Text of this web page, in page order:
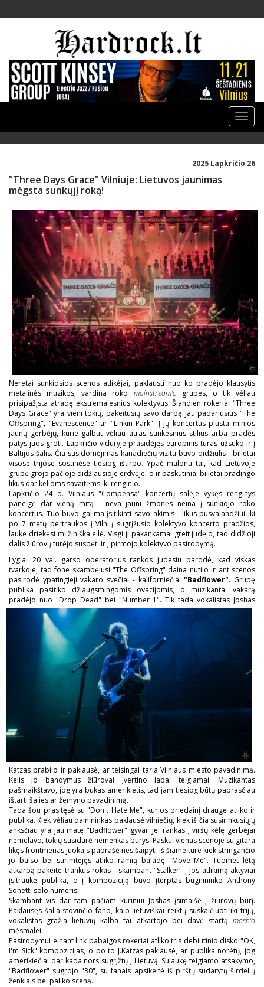
Toggle
2025 Lapkričio 26
"Three Days Grace" Vilniuje: Lietuvos jaunimas
mėgsta sunkųjį roką!
Neretai sunkiosios scenos atlikėjai, paklausti nuo ko pradėjo klausytis
metalinės muzikos, vardina roko mainstream'ogrupes, o tik vėliau
prisipažįsta atradę ekstremalesnius kolektyvus. Šiandien rokeriai "Three
Days Grace" yra vieni tokių, pakeitusių savo darbą jau padariusius "The
Offspring", "Evanescence" ar "Linkin Park". Į jų koncertus plūsta minios
jaunų gerbėjų, kurie galbūt vėliau atras sunkesnius stilius arba pradės
patys juos groti. Lapkričio viduryje prasidėjęs europinis turas užsuko ir į
Baltijos šalis. Čia susidomėjimas kanadiečių vizitu buvo didžiulis - bilietai
visose trijose sostinėse tiesiog ištirpo. Ypač malonu tai, kad Lietuvoje
grupė grojo pačioje didžiausioje erdvėje, o ir paskutiniai bilietai pradingo
likus dar kelioms savaitėms iki renginio.
Lapkričio 24 d. Vilniaus "Compensa" koncertų salėje vykęs renginys
paneigė dar vieną mitą - neva jauni žmonės neina į sunkiojo roko
koncertus. Tuo buvo galima įsitikinti savo akimis - likus pusvalandžiui iki
po 7 metų pertraukos į Vilnių sugrįžusio kolektyvo koncerto pradžios,
lauke driekėsi milžiniška eilė. Visgi ji pakankamai greit judėjo, tad didžioji
dalis žiūrovų turėjo suspėti ir į pirmojo kolektyvo pasirodymą.
Lygiai 20 val. garso operatorius rankos judesiu parodė, kad viskas
tvarkoje, tad fone skambėjusi "The Offspring" daina nutilo ir ant scenos
pasirodė ypatingieji vakaro svečiai - kaliforniečiai"Badflower". Grupę
publika pasitiko džiaugsmingomis ovacijomis, o muzikantai vakarą
pradėjo nuo "Drop Dead" bei "Number 1".Tik tada vokalistas Joshas
Katzas prabilo ir paklausė, ar teisingai taria Vilniaus miesto pavadinimą.
Kelis jo bandymus žiūrovai įvertino labai teigiamai. Muzikantas
pašmaikštavo, jog yra bukas amerikietis, tad jam tiesiog būtų paprasčiau
ištarti šalies ar žemyno pavadinimą.
Tada šou prasitęsė su "Don't Hate Me", kurios priedainį drauge atliko ir
publika. Kiek vėliau dainininkas paklausė vilniečių, kiek iš čia susirinkusiųjų
anksčiau yra jau matę "Badflower" gyvai. Jei rankas į viršų kėlę gerbėjai
nemelavo, tokių susidarė nemenkas būrys. Paskui vienas scenoje su gitara
likęs frontmenas juokais paprašė nesišaipyti iš šiame ture kiek stringančio
jo balso bei surimtėjęs atliko ramią baladę "Move Me". Tuomet lėtą
atkarpą pakeitė trankus rokas - skambant "Stalker" į jos atlikimą aktyviai
įsitraukė publika, o į kompoziciją buvo įterptas būgnininko Anthony
Sonetti solo numeris.
Skambant vis dar tam pačiam kūriniui Joshas įsimaišė į žiūrovų būrį.
Paklausęs šalia stovinčio fano, kaip lietuviškai reiktų suskaičiuoti iki trijų,
vokalistas gražia lietuvių kalba tai atkartojo bei davė startą mosh'o
mėsmalei.
Pasirodymui einant link pabaigos rokeriai atliko tris debiutinio disko "OK,
I'm Sick" kompozicijas, o po to J.Katzas paklausė, ar publika norėtų, jog
amerikiečiai dar kada nors sugrįžtų į Lietuvą. Sulaukę teigiamo atsakymo,
"Badflower" sugrojo "30", su fanais apsikeitė iš pirštų sudarytų širdelių
ženklais bei paliko sceną.